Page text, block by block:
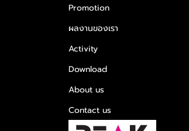
Promotion
ผลงานของเรา
Activity
Download
About us
Contact us